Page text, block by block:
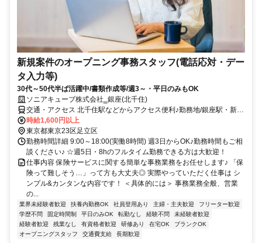
新規案件のオープニング事務スタッフ(電話応対・デー
タ入力等)
30代～50代半ば活躍中/書類作成等/週3～・平日のみもOK
ソニアキューブ株式会社‗銀座(北千住)
交通・アクセス 北千住駅などからアクセス便利♪勤務地/銀座駅・新橋
駅から徒歩5分
時給1,600円以上
東京都東京23区足立区
勤務時間詳細 9:00～18:00(実働8時間) 週3日からOK♪勤務時間もご相
談ください♪ ☆週5日・8hのフルタイム勤務できる方は大歓迎！
仕事内容 保険サービスに関する簡単な事務業務をお任せします♪ 「保
険って難しそう…」って方も大丈夫◎ 実際やっていただく仕事は シ
ンプル&カンタンな内容です！ ＜具体的には＞ 事務業務全般、営業
の...
業界未経験者歓迎 扶養内勤務OK 社員登用あり 主婦・主夫歓迎
フリーター歓迎
学歴不問
固定時間制 平日のみOK 転勤なし 経験不問
未経験者歓迎
経験者歓迎
残業なし 有資格者歓迎 研修あり 在宅OK
ブランクOK
オープニングスタッフ
交通費支給 長期歓迎